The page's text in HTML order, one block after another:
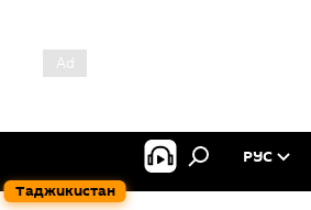
Таджикистан
РУС